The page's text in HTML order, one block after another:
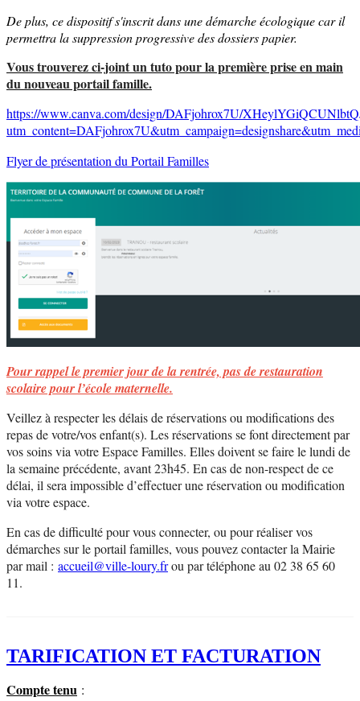
De plus, ce dispositif s'inscrit dans une démarche écologique car il
permettra la suppression progressive des dossiers papier.
Vous trouverez ci-joint un tuto pour la première prise en main
du nouveau portail famille.
https://www.canva.com/design/DAFjohrox7U/
Flyer de présentation du Portail Familles
Pour rappel le premier jour de la rentrée, pas de restauration
scolaire pour l’école maternelle.
Veillez à respecter les délais de réservations ou modifications des
repas de votre/vos enfant(s). Les réservations se font directement par
vos soins via votre Espace Familles. Elles doivent se faire le lundi de
la semaine précédente, avant 23h45. En cas de non-respect de ce
délai, il sera impossible d’effectuer une réservation ou modification
via votre espace.
En cas de difficulté pour vous connecter, ou pour réaliser vos
démarches sur le portail familles, vous pouvez contacter la Mairie
par mail : accueil@ville-loury.frou par téléphone au 02 38 65 60
11.
TARIFICATION ET FACTURATION
Compte tenu :